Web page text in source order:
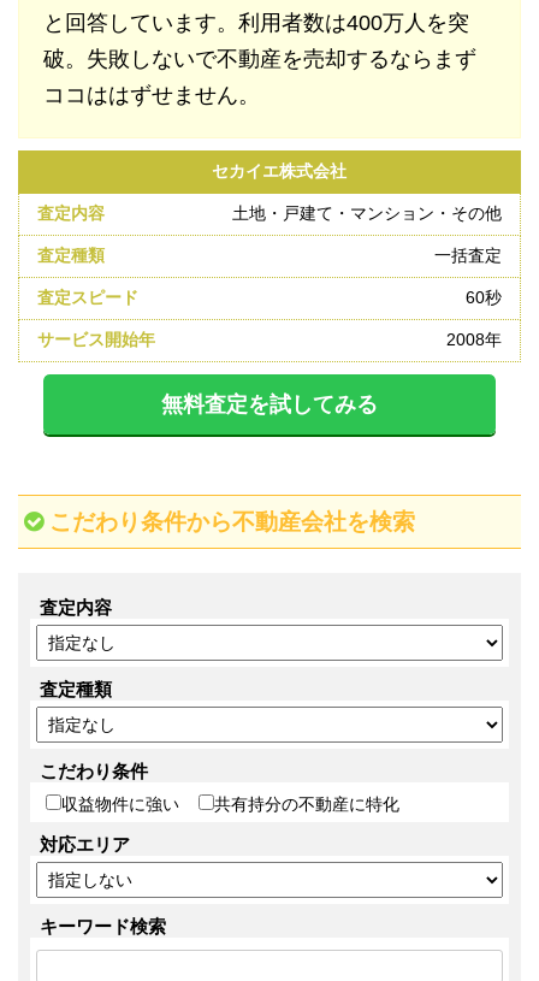
と回答しています。利用者数は400万人を突
破。失敗しないで不動産を売却するならまず
ココははずせません。
セカイエ株式会社
土地・戸建て・マンション・その他
一括査定
60秒
2008年
無料査定を試してみる
こだわり条件から不動産会社を検索
査定内容
査定種類
こだわり条件
収益物件に強い 共有持分の不動産に特化
対応エリア
キーワード検索